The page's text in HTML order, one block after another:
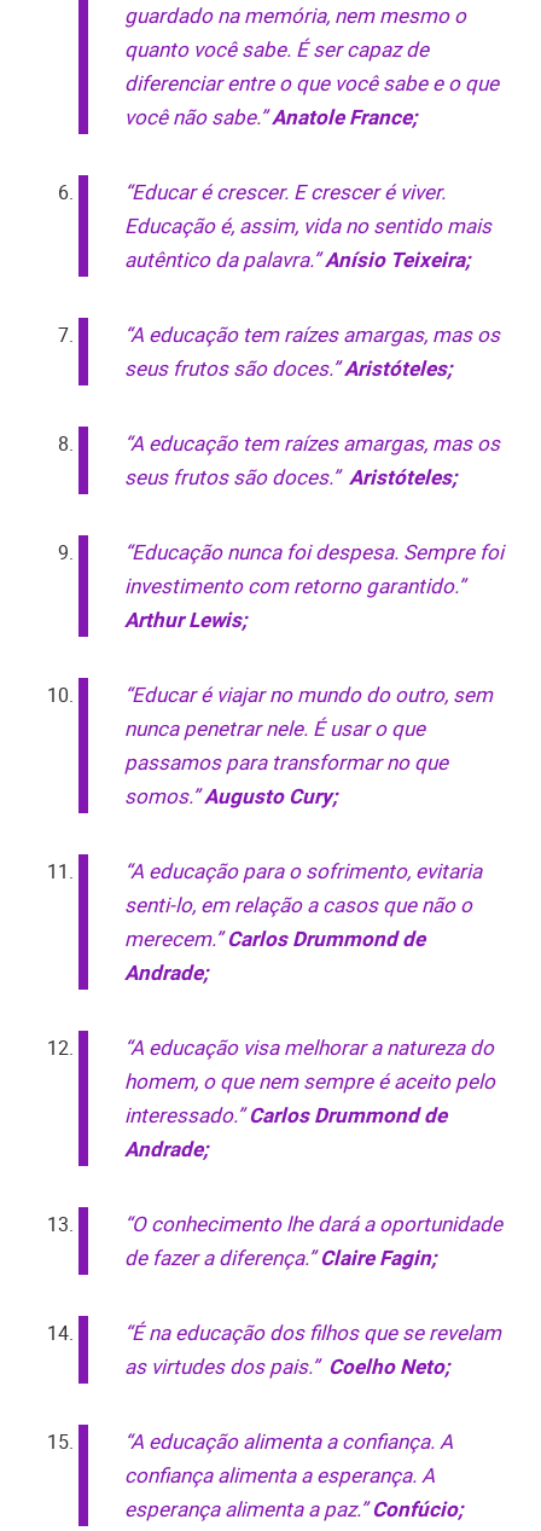
guardado na memória, nem mesmo o
quanto você sabe. É ser capaz de
diferenciar entre o que você sabe e o que
você não sabe.”Anatole France;
“Educar é crescer. E crescer é viver.
Educação é, assim, vida no sentido mais
autêntico da palavra.”Anísio Teixeira;
“A educação tem raízes amargas, mas os
seus frutos são doces.”Aristóteles;
“A educação tem raízes amargas, mas os
seus frutos são doces.”Aristóteles;
“Educação nunca foi despesa. Sempre foi
investimento com retorno garantido.”
Arthur Lewis;
“Educar é viajar no mundo do outro, sem
nunca penetrar nele. É usar o que
passamos para transformar no que
somos.”Augusto Cury;
“A educação para o sofrimento, evitaria
senti-lo, em relação a casos que não o
merecem.”Carlos Drummond de
Andrade;
“A educação visa melhorar a natureza do
homem, o que nem sempre é aceito pelo
interessado.”Carlos Drummond de
Andrade;
“O conhecimento lhe dará a oportunidade
de fazer a diferença.”Claire Fagin;
“É na educação dos filhos que se revelam
as virtudes dos pais.” Coelho Neto;
“A educação alimenta a confiança. A
confiança alimenta a esperança. A
esperança alimenta a paz.”Confúcio;